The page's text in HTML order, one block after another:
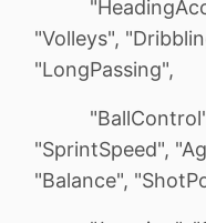
"Volleys",
"LongPassing",
"BallControl",
"SprintSpeed",
"Balance",